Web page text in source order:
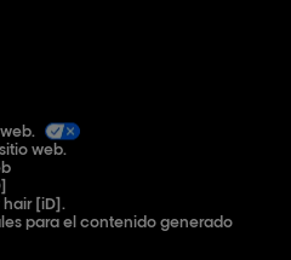
web.
[iD].
para el contenido generado